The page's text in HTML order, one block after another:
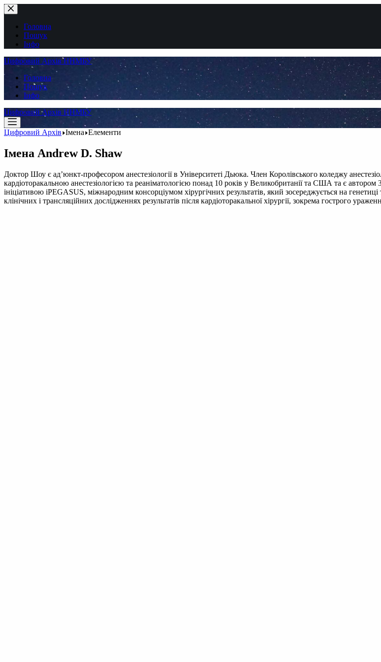
Перейти
до
вмістуГоловна
Пошук
Інфо
Цифровий Архів ННМБУ
Головна
Пошук
Інфо
Цифровий Архів ННМБУ
Цифровий Архів Імена Елементи
Імена Andrew D. Shaw
Доктор Шоу є ад’юнкт-професором анестезіології в Університеті Дьюка. Член Королівського коледжу
кардіоторакальною анестезіологією та реаніматологією понад 10 років у Великобританії та США та є
ініціативою iPEGASUS, міжнародним консорціумом хірургічних результатів, який зосереджується на
клінічних і трансляційних дослідженнях результатів після кардіоторакальної хірургії, зокрема гострого